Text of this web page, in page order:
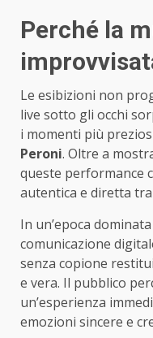
Perché la
Le esibizioni non
live sotto gli occhi
i momenti più
Peroni. Oltre a
queste performance
autentica e diretta
In un’epoca
comunicazione
senza copione
e vera. Il pubblico
un’esperienza
emozioni sincere e